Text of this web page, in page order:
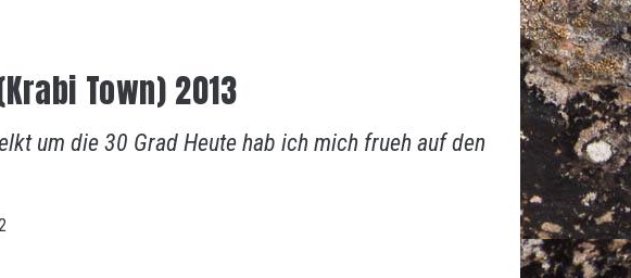
Town) 2013
um die 30 Grad Heute hab ich mich frueh auf den